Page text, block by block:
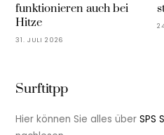
funktionieren auch bei
Hitze
31. JULI 2026
Surftitpp
Hier können Sie alles überSPS